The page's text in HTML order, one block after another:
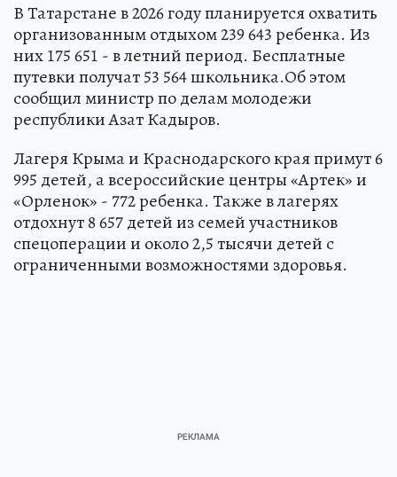
В Татарстане в 2026 году планируется охватить
организованным отдыхом 239 643 ребенка. Из
них 175 651 - в летний период. Бесплатные
путевки получат 53 564 школьника.Об этом
сообщил министр по делам молодежи
республики Азат Кадыров.
Лагеря Крыма и Краснодарского края примут 6
995 детей, а всероссийские центры «Артек» и
«Орленок» - 772 ребенка. Также в лагерях
отдохнут 8 657 детей из семей участников
спецоперации и около 2,5 тысячи детей с
ограниченными возможностями здоровья.